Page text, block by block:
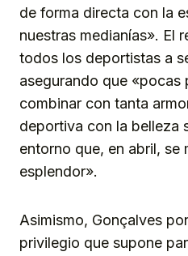
de forma directa con la
nuestras medianías». El
todos los deportistas a
asegurando que «pocas
combinar con tanta
deportiva con la belleza
entorno que, en abril, se
esplendor».
Asimismo, Gonçalves
privilegio que supone